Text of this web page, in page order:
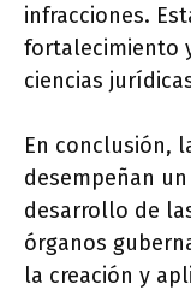
infracciones.
fortalecimiento
ciencias
En conclusión,
desempeñan
desarrollo de
órganos
la creación y